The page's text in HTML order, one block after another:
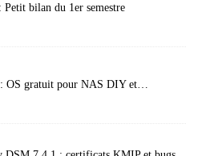
Petit bilan du 1er semestre
OS gratuit pour NAS DIY et…